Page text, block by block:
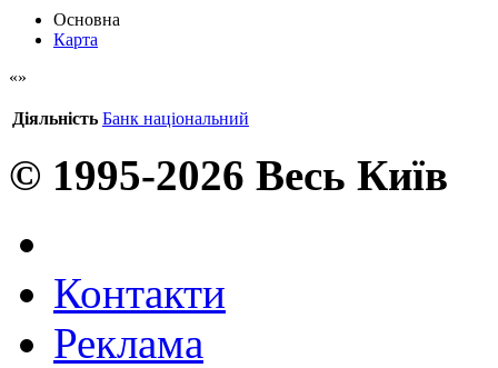
Основна
Карта
Діяльність Банк національний
© 1995-2026 Весь Київ
Контакти
Реклама